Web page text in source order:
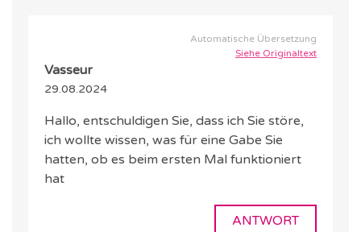
Automatische Übersetzung
Siehe Originaltext
Vasseur
29.08.2024
Hallo, entschuldigen Sie, dass ich Sie störe,
ich wollte wissen, was für eine Gabe Sie
hatten, ob es beim ersten Mal funktioniert
hat
ANTWORT